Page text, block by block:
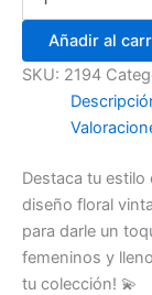
Añadir al
SKU: 2194
Destaca tu
diseño floral
para darle un
femeninos y
tu colección! 💫